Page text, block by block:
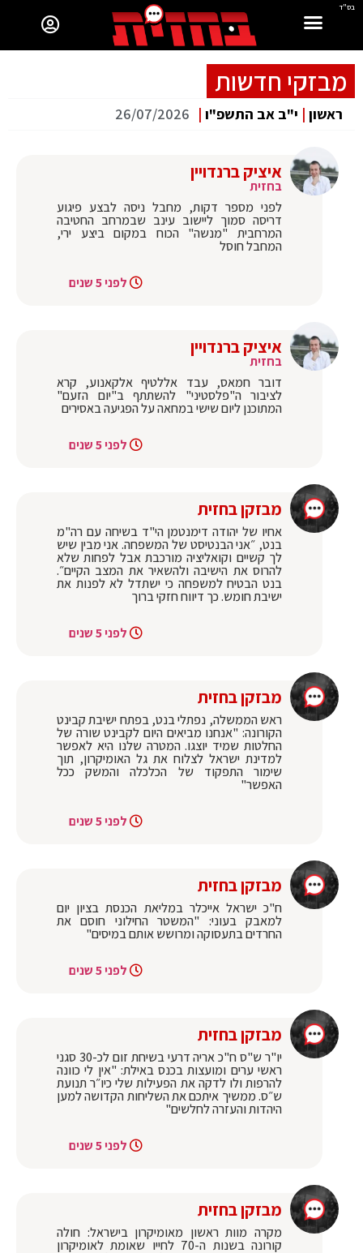
בס"ד
מבזקי חדשות
ראשון | י"ב אב התשפ"ו |
26/07/2026
איציק ברנדויין
בחזית
לפני מספר דקות, מחבל ניסה לבצע פיגוע
דריסה סמוך ליישוב עינב שבמרחב החטיבה
המרחבית "מנשה" הכוח במקום ביצע ירי,
המחבל חוסל
לפני 5 שנים
איציק ברנדויין
בחזית
דובר חמאס, עבד אללטיף אלקאנוע, קרא
לציבור ה"פלסטיני" להשתתף ב"יום הזעם"
המתוכנן ליום שישי במחאה על הפגיעה באסירים
לפני 5 שנים
מבזקן בחזית
אחיו של יהודה דימנטמן הי"ד בשיחה עם רה"מ
בנט, ״אני הבנטיסט של המשפחה. אני מבין שיש
לך קשיים וקואליציה מורכבת אבל לפחות שלא
להרוס את הישיבה ולהשאיר את המצב הקיים״.
בנט הבטיח למשפחה כי ישתדל לא לפנות את
ישיבת חומש. כך דיווח חזקי ברוך
לפני 5 שנים
מבזקן בחזית
ראש הממשלה, נפתלי בנט, בפתח ישיבת קבינט
הקורונה: "אנחנו מביאים היום לקבינט שורה של
החלטות שמיד יוצגו. המטרה שלנו היא לאפשר
למדינת ישראל לצלוח את גל האומיקרון, תוך
שימור התפקוד של הכלכלה והמשק ככל
האפשר"
לפני 5 שנים
מבזקן בחזית
ח"כ ישראל אייכלר במליאת הכנסת בציון יום
למאבק בעוני: "המשטר החילוני חוסם את
החרדים בתעסוקה ומרושש אותם במיסים"
לפני 5 שנים
מבזקן בחזית
יו"ר ש"ס ח"כ אריה דרעי בשיחת זום לכ-30 סגני
ראשי ערים ומועצות בכנס באילת: "אין לי כוונה
להרפות ולו לדקה את הפעילות שלי כיו״ר תנועת
ש״ס. ממשיך איתכם את השליחות הקדושה למען
היהדות והעזרה לחלשים"
לפני 5 שנים
מבזקן בחזית
מקרה מוות ראשון מאומיקרון בישראל: חולה
קורונה בשנות ה-70 לחייו שאומת לאומיקרון